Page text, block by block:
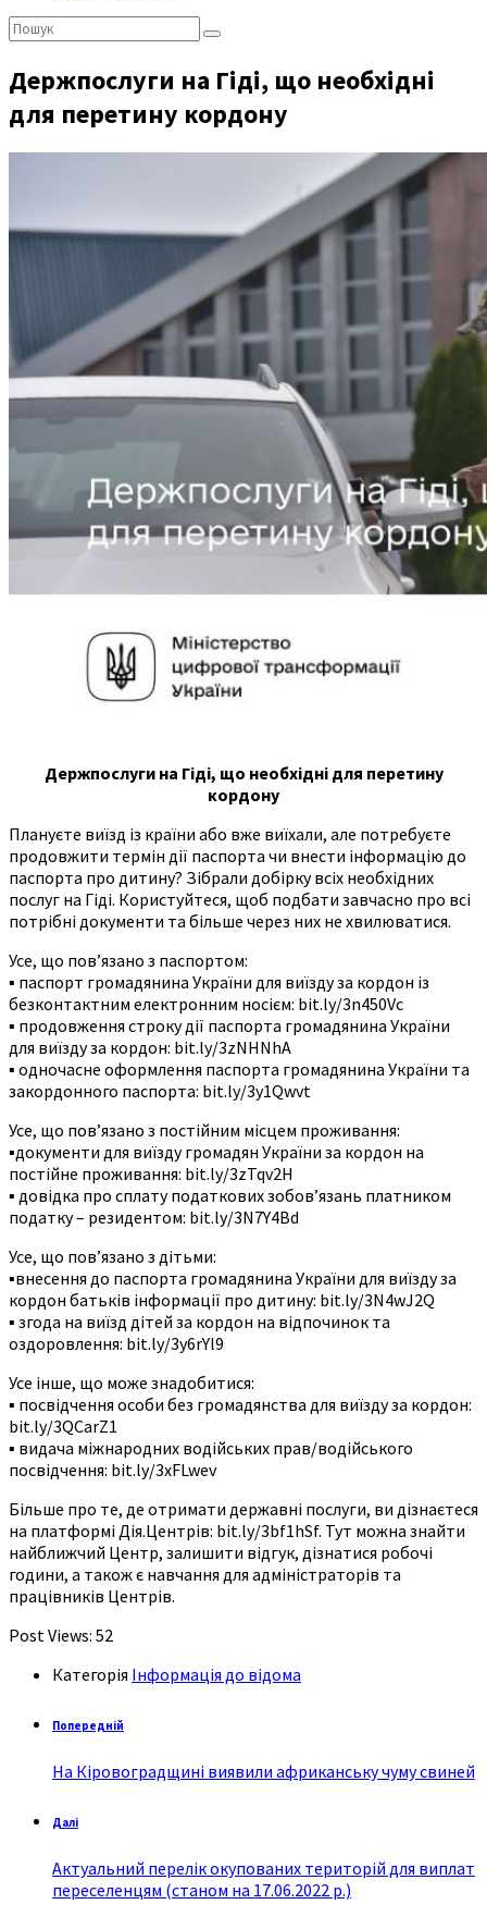
Пошук:
Держпослуги на Гіді, що необхідні
для перетину кордону
Держпослуги на Гіді, що необхідні для перетину
кордону
Плануєте виїзд із країни або вже виїхали, але потребуєте
продовжити термін дії паспорта чи внести інформацію до
паспорта про дитину? Зібрали добірку всіх необхідних
послуг на Гіді. Користуйтеся, щоб подбати завчасно про всі
потрібні документи та більше через них не хвилюватися.
Усе, що пов’язано з паспортом:
▪️ паспорт громадянина України для виїзду за кордон із
безконтактним електронним носієм: bit.ly/3n450Vc
▪️ продовження строку дії паспорта громадянина України
для виїзду за кордон: bit.ly/3zNHNhA
▪️ одночасне оформлення паспорта громадянина України та
закордонного паспорта: bit.ly/3y1Qwvt
Усе, що пов’язано з постійним місцем проживання:
▪️документи для виїзду громадян України за кордон на
постійне проживання: bit.ly/3zTqv2H
▪️ довідка про сплату податкових зобов’язань платником
податку – резидентом: bit.ly/3N7Y4Bd
Усе, що пов’язано з дітьми:
▪️внесення до паспорта громадянина України для виїзду за
кордон батьків інформації про дитину: bit.ly/3N4wJ2Q
▪️ згода на виїзд дітей за кордон на відпочинок та
оздоровлення: bit.ly/3y6rYl9
Усе інше, що може знадобитися:
▪️ посвідчення особи без громадянства для виїзду за кордон:
bit.ly/3QCarZ1
▪️ видача міжнародних водійських прав/водійського
посвідчення: bit.ly/3xFLwev
Більше про те, де отримати державні послуги, ви дізнаєтеся
на платформі Дія.Центрів: bit.ly/3bf1hSf. Тут можна знайти
найближчий Центр, залишити відгук, дізнатися робочі
години, а також є навчання для адміністраторів та
працівників Центрів.
Post Views: 52
Категорія Інформація до відома
Попередній
На Кіровоградщині виявили африканську чуму свиней
Далі
Актуальний перелік окупованих територій для виплат
переселенцям (станом на 17.06.2022 р.)